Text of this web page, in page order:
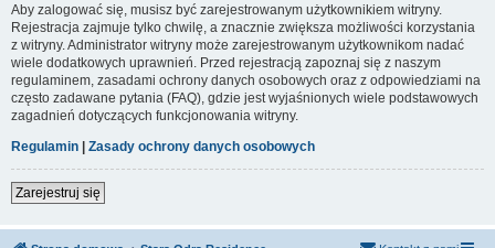
Aby zalogować się, musisz być zarejestrowanym użytkownikiem witryny.
Rejestracja zajmuje tylko chwilę, a znacznie zwiększa możliwości korzystania
z witryny. Administrator witryny może zarejestrowanym użytkownikom nadać
wiele dodatkowych uprawnień. Przed rejestracją zapoznaj się z naszym
regulaminem, zasadami ochrony danych osobowych oraz z odpowiedziami na
często zadawane pytania (FAQ), gdzie jest wyjaśnionych wiele podstawowych
zagadnień dotyczących funkcjonowania witryny.
Regulamin | Zasady ochrony danych osobowych
Zarejestruj się